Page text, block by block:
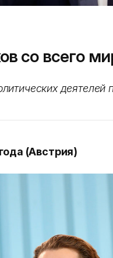
со всего
деятелей
(Австрия)